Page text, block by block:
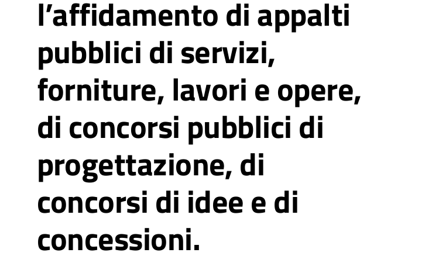
l’affidamento di appalti
pubblici di servizi,
forniture, lavori e opere,
di concorsi pubblici di
progettazione, di
concorsi di idee e di
concessioni.